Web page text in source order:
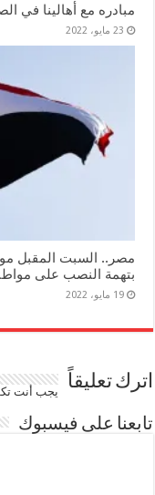
مبادره مع أهالينا في
23 مايو، 2022
مصر.. السبت المقبل
بتهمة النصب على
19 مايو، 2022
اترك تعليقاً يجب أنت
تابعنا على فيسبوك